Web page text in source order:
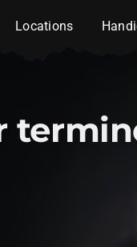
Locations